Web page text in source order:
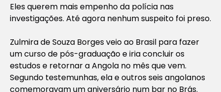
Eles querem mais empenho da polícia nas
investigações. Até agora nenhum suspeito foi preso.
Zulmira de Souza Borges veio ao Brasil para fazer
um curso de pós-graduação e iria concluir os
estudos e retornar a Angola no mês que vem.
Segundo testemunhas, ela e outros seis angolanos
comemoravam um aniversário num bar no Brás.